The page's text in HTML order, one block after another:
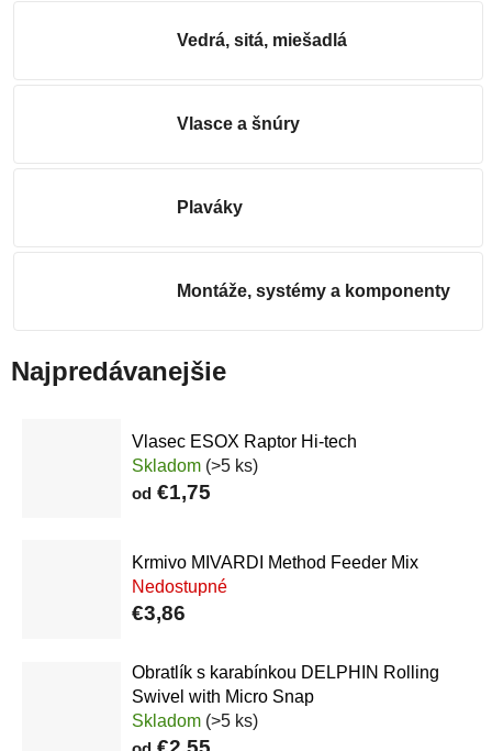
Vedrá, sitá, miešadlá
Vlasce a šnúry
Plaváky
Montáže, systémy a komponenty
Najpredávanejšie
Vlasec ESOX Raptor Hi-tech
Skladom (>5 ks)
od €1,75
Krmivo MIVARDI Method Feeder Mix
Nedostupné
€3,86
Obratlík s karabínkou DELPHIN Rolling
Swivel with Micro Snap
Skladom (>5 ks)